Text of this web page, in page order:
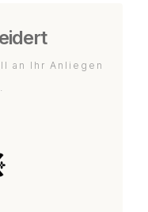
an Ihr Anliegen